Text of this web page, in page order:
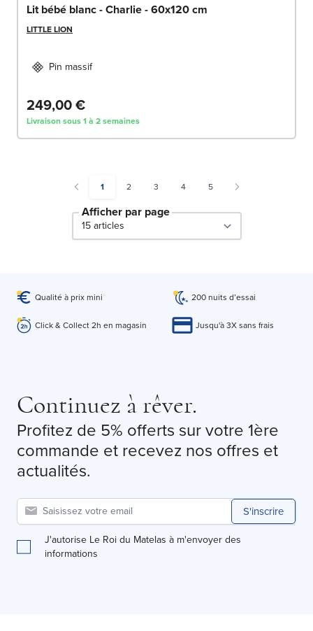
Lit bébé blanc - Charlie - 60x120 cm
LITTLE LION
Pin massif
249,00 €
Livraison sous 1 à 2 semaines
You're currently reading page
1 Page
2 Page
3 Page
4 Page
5
Afficher par page
Qualité à prix mini 200 nuits d’essai
Click & Collect 2h en magasin Jusqu'à 3X sans frais
Continuez à rêver.
Profitez de 5% offerts sur votre 1ère
commande et recevez nos offres et
actualités.
S'inscrire
J'autorise Le Roi du Matelas à m'envoyer des
informations